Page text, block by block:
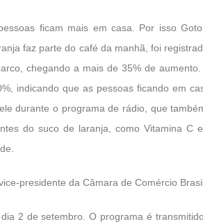
ficam mais em casa. Por isso
faz parte do café da manhã, foi
chegando a mais de 35% de
indicando que as pessoas ficando em
durante o programa de rádio, que
do suco de laranja, como Vitamina C
presidente da Câmara de Comércio
2 de setembro. O programa é